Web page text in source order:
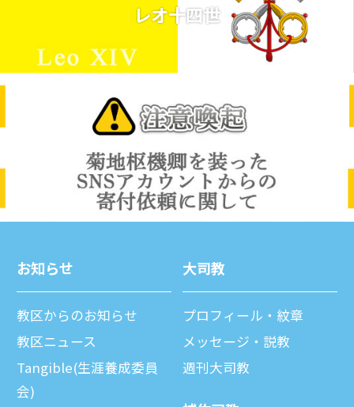
レオ十四世
お知らせ
教区からのお知らせ
教区ニュース
Tangible(生涯養成委員
会)
⼤司教
プロフィール・紋章
メッセージ・説教
週刊⼤司教